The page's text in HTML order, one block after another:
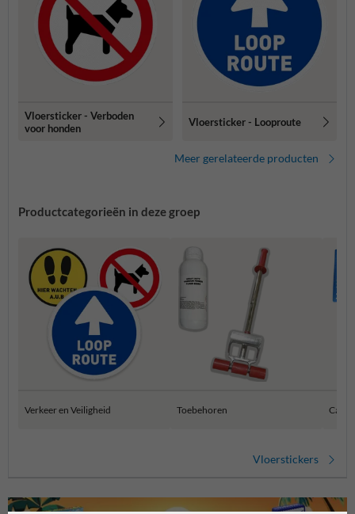
Vloersticker - Verboden
voor honden
Vloersticker - Looproute
Meer gerelateerde producten
Productcategorieën in deze groep
Verkeer en Veiligheid Toebehoren
Vloerstickers